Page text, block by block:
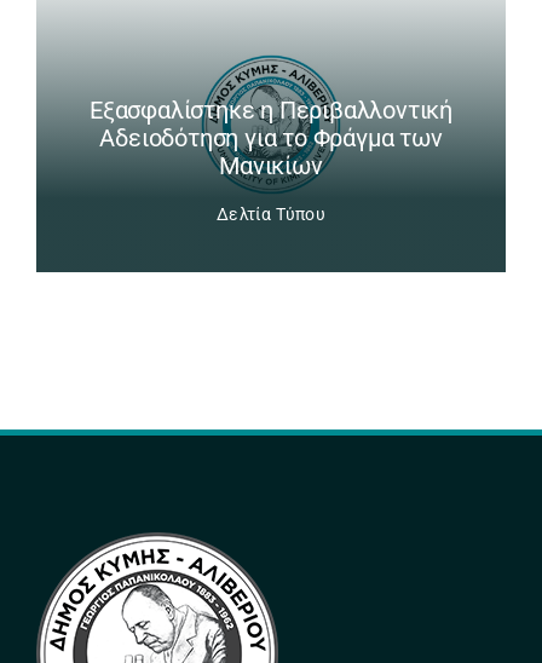
Εξασφαλίστηκε η Περιβαλλοντική
Αδειοδότηση για το Φράγμα των
Μανικίων
Δελτία Τύπου